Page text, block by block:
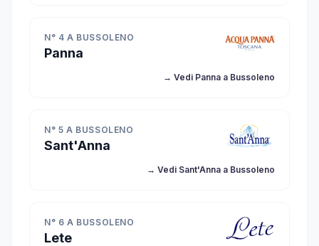
N° 4 A BUSSOLENO
Panna
→ Vedi Panna a Bussoleno
N° 5 A BUSSOLENO
Sant'Anna
→ Vedi Sant'Anna a Bussoleno
N° 6 A BUSSOLENO
Lete